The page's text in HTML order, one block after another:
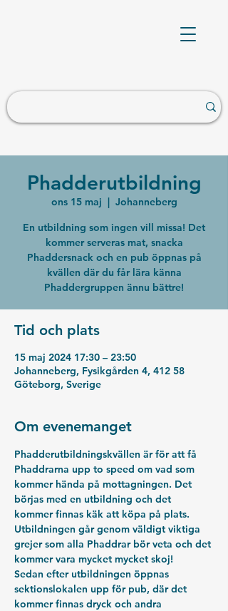
Phadderutbildning
ons 15 maj
  |
Johanneberg
En utbildning som ingen vill missa! Det
kommer serveras mat, snacka
Phaddersnack och en pub öppnas på
kvällen där du får lära känna
Phaddergruppen ännu bättre!
Tid och plats
15 maj 2024 17:30 – 23:50
Johanneberg, Fysikgården 4, 412 58
Göteborg, Sverige
Om evenemanget
Phadderutbildningskvällen är för att få
Phaddrarna upp to speed om vad som
kommer hända på mottagningen. Det
börjas med en utbildning och det
kommer finnas käk att köpa på plats.
Utbildningen går genom väldigt viktiga
grejer som alla Phaddrar bör veta och det
kommer vara mycket mycket skoj!
Sedan efter utbildningen öppnas
sektionslokalen upp för pub, där det
kommer finnas dryck och andra